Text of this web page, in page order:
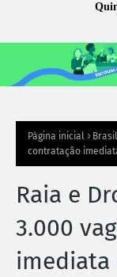
Página inicial Brasil
contratação
Raia e
3.000